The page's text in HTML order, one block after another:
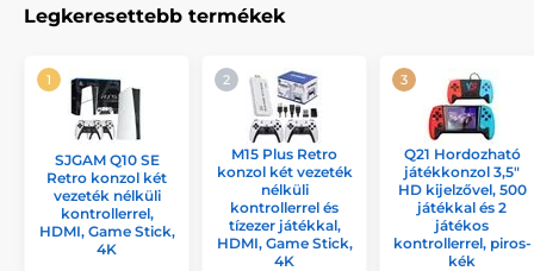
Legkeresettebb termékek
SJGAM Q10 SE
Retro konzol két
vezeték nélküli
kontrollerrel,
HDMI, Game Stick,
4K
M15 Plus Retro
konzol két vezeték
nélküli
kontrollerrel és
tízezer játékkal,
HDMI, Game Stick,
4K
Q21 Hordozható
játékkonzol 3,5"
HD kijelzővel, 500
játékkal és 2
játékos
kontrollerrel, piros-
kék